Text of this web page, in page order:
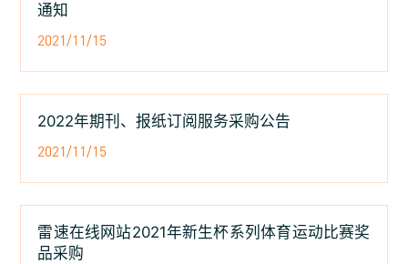
通知
2021/11/15
2022年期刊、报纸订阅服务采购公告
2021/11/15
雷速在线网站2021年新生杯系列体育运动比赛奖
品采购